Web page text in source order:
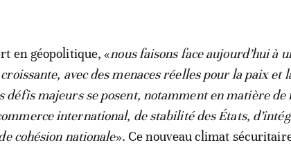
en géopolitique, «nous faisons face aujourd’hui à
avec des menaces réelles pour la paix et
défis majeurs se posent, notamment en matière de
international, de stabilité des États,
cohésion nationale». Ce nouveau climat